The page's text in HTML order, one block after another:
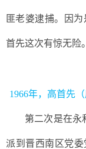
匪老婆逮捕。因
首先这次有惊无险。
1966年，高首先
第二次是在永
派到晋西南区党委